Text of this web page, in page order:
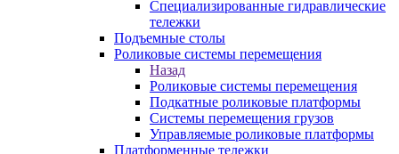
Специализированные гидравлические
тележки
Подъемные столы
Роликовые системы перемещения
Назад
Роликовые системы перемещения
Подкатные роликовые платформы
Системы перемещения грузов
Управляемые роликовые платформы
Платформенные тележки